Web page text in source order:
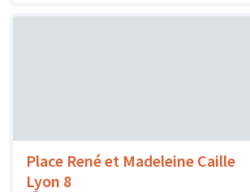
Place René et Madeleine Caille
Lyon 8